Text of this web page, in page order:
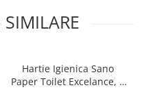
SIMILARE
Hartie Igienica Sano
Paper Toilet Excelance, 4